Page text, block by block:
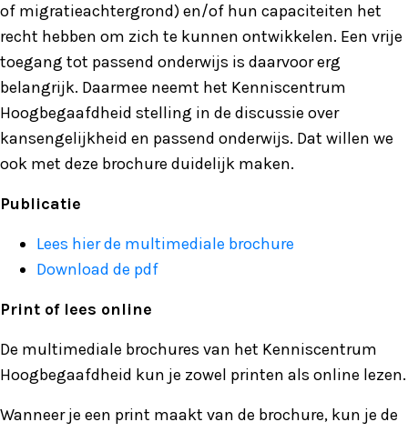
of migratieachtergrond) en/of hun capaciteiten het
recht hebben om zich te kunnen ontwikkelen. Een vrije
toegang tot passend onderwijs is daarvoor erg
belangrijk. Daarmee neemt het Kenniscentrum
Hoogbegaafdheid stelling in de discussie over
kansengelijkheid en passend onderwijs. Dat willen we
ook met deze brochure duidelijk maken.
Publicatie
Lees hier de multimediale brochure
Download de pdf
Print of lees online
De multimediale brochures van het Kenniscentrum
Hoogbegaafdheid kun je zowel printen als online lezen.
Wanneer je een print maakt van de brochure, kun je de